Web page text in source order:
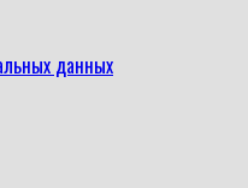
данных